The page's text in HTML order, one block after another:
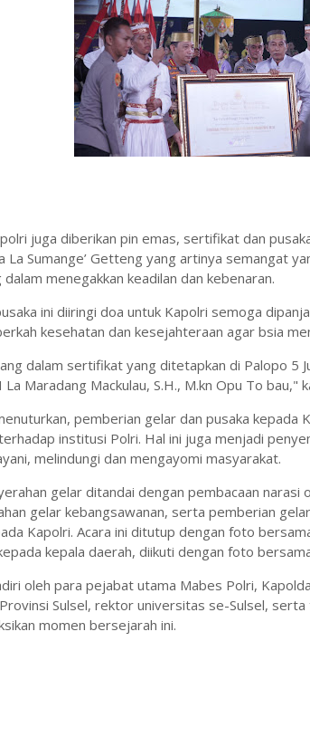
juga diberikan pin emas, sertifikat dan
La Sumange’ Getteng yang artinya semangat
menegakkan keadilan dan kebenaran.
ini diiringi doa untuk Kapolri semoga
kesehatan dan kesejahteraan agar bsia
dalam sertifikat yang ditetapkan di Palopo 5
La Maradang Mackulau, S.H., M.kn Opu To bau,"
pemberian gelar dan pusaka kepada
institusi Polri. Hal ini juga menjadi
melindungi dan mengayomi masyarakat.
gelar ditandai dengan pembacaan narasi
gelar kebangsawanan, serta pemberian
Kapolri. Acara ini ditutup dengan foto
kepala daerah, diikuti dengan foto
oleh para pejabat utama Mabes Polri,
Sulsel, rektor universitas se-Sulsel,
momen bersejarah ini.